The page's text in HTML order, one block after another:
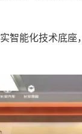
能化技术底座